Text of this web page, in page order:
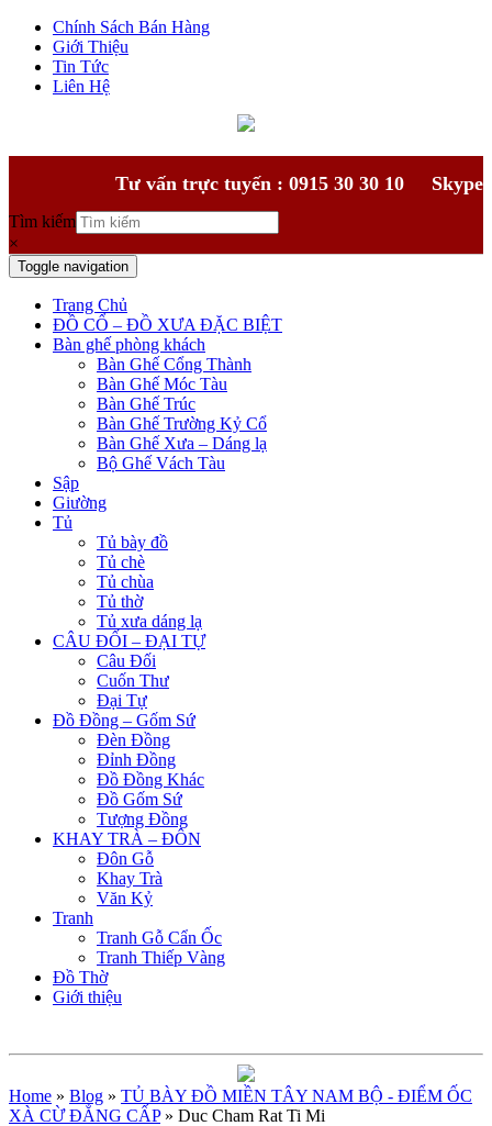
Chính Sách Bán Hàng
Giới Thiệu
Tin Tức
Liên Hệ
Tư vấn trực tuyến : 0915 30 30 10 Skype
Tìm kiếm
×
Toggle navigation
Trang Chủ
ĐỒ CỔ – ĐỒ XƯA ĐẶC BIỆT
Bàn ghế phòng khách
Bàn Ghế Cổng Thành
Bàn Ghế Móc Tàu
Bàn Ghế Trúc
Bàn Ghế Trường Kỷ Cổ
Bàn Ghế Xưa – Dáng lạ
Bộ Ghế Vách Tàu
Sập
Giường
Tủ
Tủ bày đồ
Tủ chè
Tủ chùa
Tủ thờ
Tủ xưa dáng lạ
CÂU ĐỐI – ĐẠI TỰ
Câu Đối
Cuốn Thư
Đại Tự
Đồ Đồng – Gốm Sứ
Đèn Đồng
Đỉnh Đồng
Đồ Đồng Khác
Đồ Gốm Sứ
Tượng Đồng
KHAY TRÀ – ĐÔN
Đôn Gỗ
Khay Trà
Văn Kỷ
Tranh
Tranh Gỗ Cẩn Ốc
Tranh Thiếp Vàng
Đồ Thờ
Giới thiệu
Home » Blog » TỦ BÀY ĐỒ MIỀN TÂY NAM BỘ - ĐIỂM ỐC
XÀ CỪ ĐẲNG CẤP» Duc Cham Rat Ti Mi